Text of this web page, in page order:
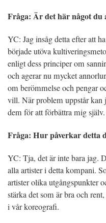
Fråga: Är det här något
YC: Jag insåg detta efter att
började utöva
enligt dess principer om
och agerar nu mycket
om berömmelse och pengar
vill. När problem uppstår kan
dem för att förbättra mig själv.
Fråga: Hur påverkar detta
YC: Tja, det är inte bara jag.
alla artister i detta kompani.
artister olika utgångspunkter
stärka det som är bra och
i vår koreografi.